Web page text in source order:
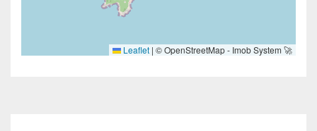
Leaflet | © OpenStreetMap - Imob System 🚀